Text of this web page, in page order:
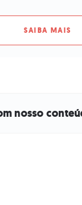
SAIBA MAIS
nosso